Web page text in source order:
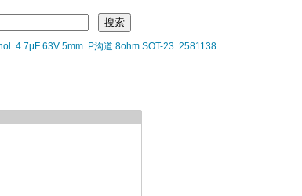
4.7μF 63V 5mm P沟道 8ohm SOT-23 2581138